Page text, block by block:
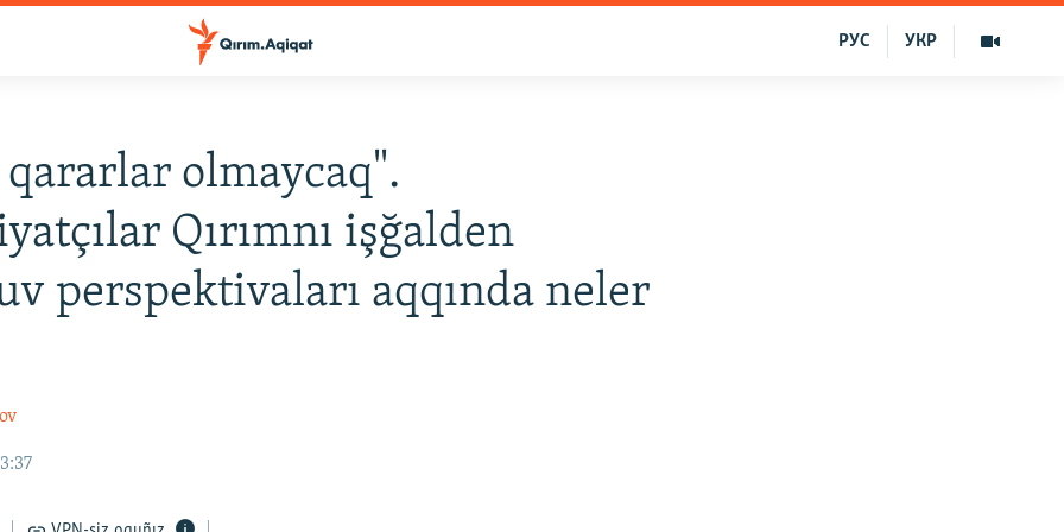
УКР
РУС
qararlar olmaycaq".
Qırımnı işğalden
perspektivaları aqqında neler